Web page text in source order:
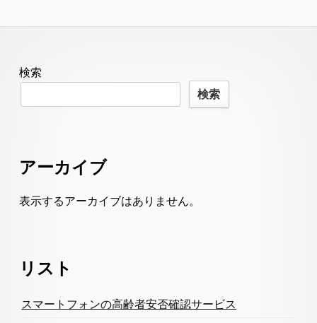
Footer
Content
検索
検索
アーカイブ
表示するアーカイブはありません。
リスト
スマートフォンの高齢者安否確認サービス